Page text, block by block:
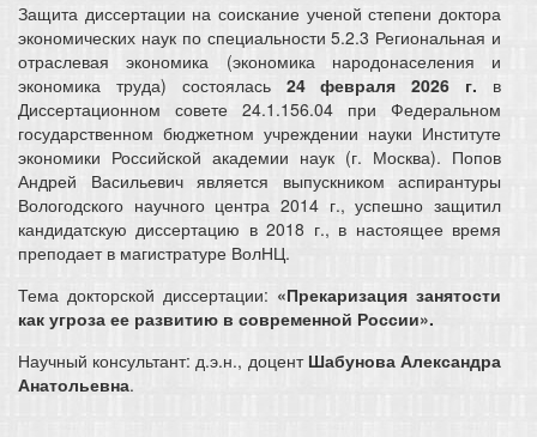
Защита диссертации на соискание ученой степени доктора
экономических наук по специальности 5.2.3 Региональная и
отраслевая экономика (экономика народонаселения и
экономика труда) состоялась 24 февраля 2026 г. в
Диссертационном совете 24.1.156.04 при Федеральном
государственном бюджетном учреждении науки Институте
экономики Российской академии наук (г. Москва). Попов
Андрей Васильевич является выпускником аспирантуры
Вологодского научного центра 2014 г., успешно защитил
кандидатскую диссертацию в 2018 г., в настоящее время
преподает в магистратуре ВолНЦ.
Тема докторской диссертации: «Прекаризация занятости
как угроза ее развитию в современной России».
Научный консультант: д.э.н., доцент Шабунова Александра
Анатольевна.